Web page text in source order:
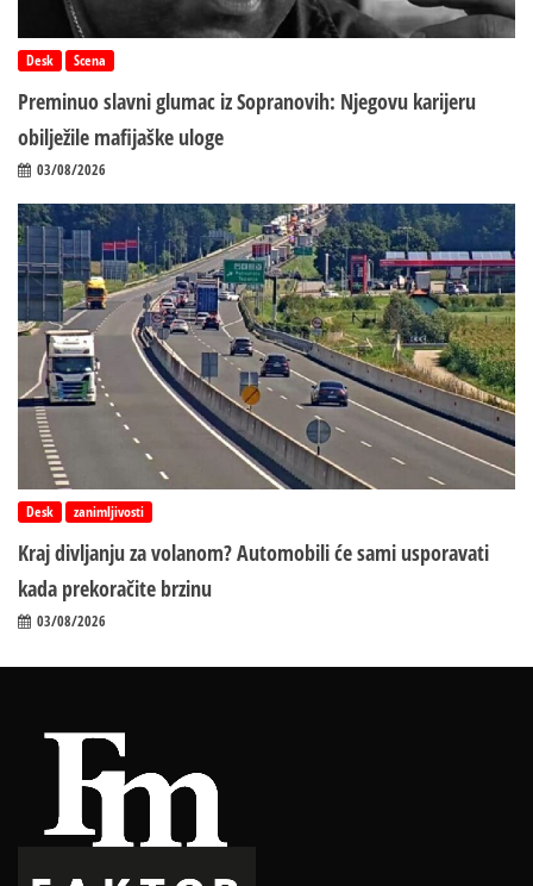
Desk Scena
Preminuo slavni glumac iz Sopranovih: Njegovu karijeru
obilježile mafijaške uloge
03/08/2026
Desk zanimljivosti
Kraj divljanju za volanom? Automobili će sami usporavati
kada prekoračite brzinu
03/08/2026